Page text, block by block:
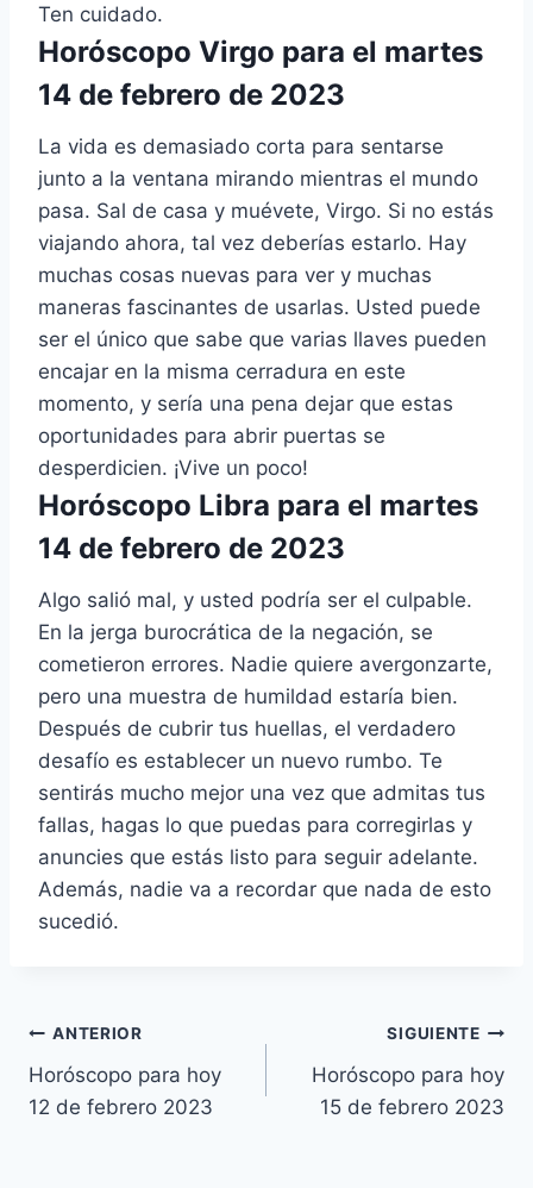
Ten cuidado.
Horóscopo Virgo para el martes
14 de febrero de 2023
La vida es demasiado corta para sentarse
junto a la ventana mirando mientras el mundo
pasa. Sal de casa y muévete, Virgo. Si no estás
viajando ahora, tal vez deberías estarlo. Hay
muchas cosas nuevas para ver y muchas
maneras fascinantes de usarlas. Usted puede
ser el único que sabe que varias llaves pueden
encajar en la misma cerradura en este
momento, y sería una pena dejar que estas
oportunidades para abrir puertas se
desperdicien. ¡Vive un poco!
Horóscopo Libra para el martes
14 de febrero de 2023
Algo salió mal, y usted podría ser el culpable.
En la jerga burocrática de la negación, se
cometieron errores. Nadie quiere avergonzarte,
pero una muestra de humildad estaría bien.
Después de cubrir tus huellas, el verdadero
desafío es establecer un nuevo rumbo. Te
sentirás mucho mejor una vez que admitas tus
fallas, hagas lo que puedas para corregirlas y
anuncies que estás listo para seguir adelante.
Además, nadie va a recordar que nada de esto
sucedió.
Navegación
de
ANTERIOR
Horóscopo para hoy
12 de febrero 2023
SIGUIENTE
Horóscopo para hoy
15 de febrero 2023